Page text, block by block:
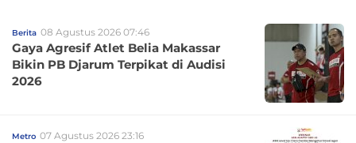
Berita 08 Agustus 2026 07:46
Gaya Agresif Atlet Belia Makassar
Bikin PB Djarum Terpikat di Audisi
2026
Metro 07 Agustus 2026 23:16